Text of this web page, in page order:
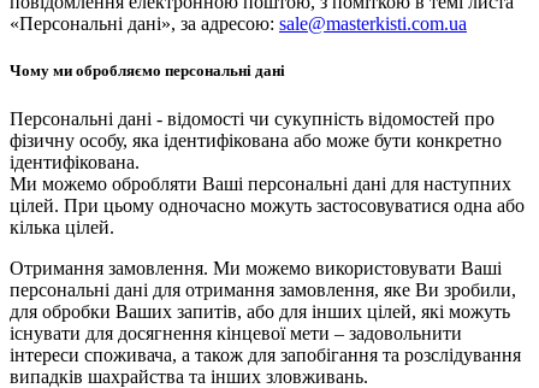
«Персональні дані», за адресою: sale@masterkisti.com.ua
Чому ми обробляємо персональні дані
Персональні дані - відомості чи сукупність відомостей про
фізичну особу, яка ідентифікована або може бути конкретно
ідентифікована.
Ми можемо обробляти Ваші персональні дані для наступних
цілей. При цьому одночасно можуть застосовуватися одна або
кілька цілей.
Отримання замовлення. Ми можемо використовувати Ваші
персональні дані для отримання замовлення, яке Ви зробили,
для обробки Ваших запитів, або для інших цілей, які можуть
існувати для досягнення кінцевої мети – задовольнити
інтереси споживача, а також для запобігання та розслідування
випадків шахрайства та інших зловживань.